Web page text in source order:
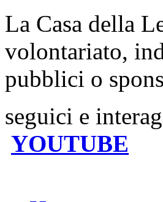
La Casa della
volontariato,
pubblici o
seguici e
YOUTUBE